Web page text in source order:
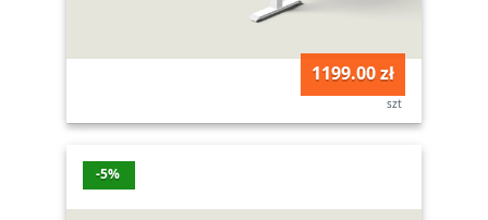
1199.00 zł
szt
-5%